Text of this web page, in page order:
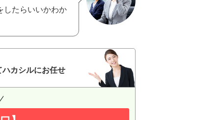
したらいいかわか
カシルにお任せ